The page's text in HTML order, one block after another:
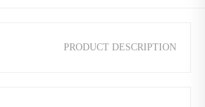
PRODUCT DESCRIPTION